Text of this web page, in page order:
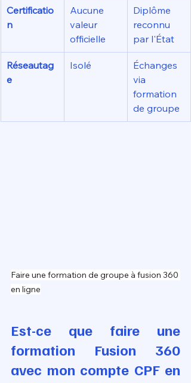
Certificatio
n
Aucune
valeur
officielle
Diplôme
reconnu
par l'État
Réseautag
e
Isolé
Échanges
via
formation
de groupe
Faire une formation de groupe à fusion 360
en ligne
Est-ce que faire une
formation Fusion 360
avec mon compte CPF en